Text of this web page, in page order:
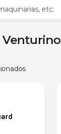
Venturino